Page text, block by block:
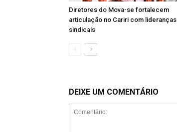
Diretores do Mova-se fortalecem
articulação no Cariri com lideranças
sindicais
DEIXE UM COMENTÁRIO